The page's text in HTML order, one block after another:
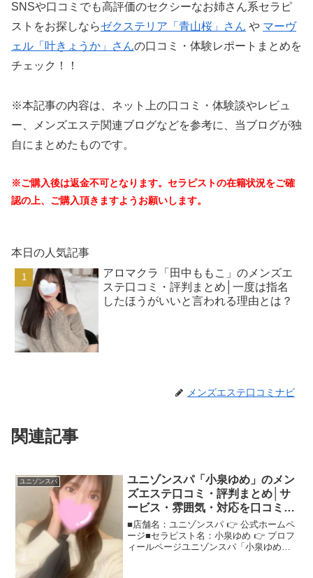
SNSや口コミでも高評価のセクシーなお姉さん系セラピ
ストをお探しならゼクステリア「青山桜」さん や マーヴ
ェル「叶きょうか」さんの口コミ・体験レポートまとめを
チェック！！
※本記事の内容は、ネット上の口コミ・体験談やレビュ
ー、メンズエステ関連ブログなどを参考に、当ブログが独
自にまとめたものです。
※ご購入後は返金不可となります。セラピストの在籍状況をご確
認の上、ご購入頂きますようお願いします。
本日の人気記事
アロマクラ「田中ももこ」のメンズエ
ステ口コミ・評判まとめ│一度は指名
したほうがいいと言われる理由とは？
メンズエステ口コミナビ
関連記事
ユニゾンスパ
ユニゾンスパ「小泉ゆめ」のメン
ズエステ口コミ・評判まとめ│サ
ービス・雰囲気・対応を口コミで
検証！
■店舗名：ユニゾンスパ 👉 公式ホームペ
ージ■セラピスト名：小泉ゆめ 👉 プロフ
ィールページユニゾンスパ「小泉ゆめ」